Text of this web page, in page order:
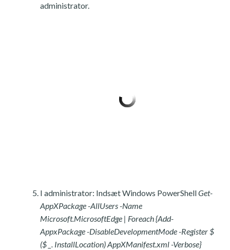
administrator.
I administrator: Indsæt Windows PowerShellGet-
AppXPackage -AllUsers -Name
Microsoft.MicrosoftEdge | Foreach {Add-
AppxPackage -DisableDevelopmentMode -Register $
($ _. InstallLocation) AppXManifest.xml -Verbose}